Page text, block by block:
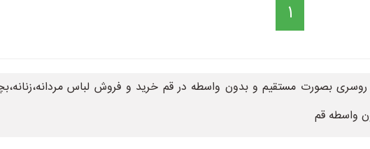
1
بصورت مستقیم و بدون واسطه در قم خرید و فروش لباس
واسطه قم